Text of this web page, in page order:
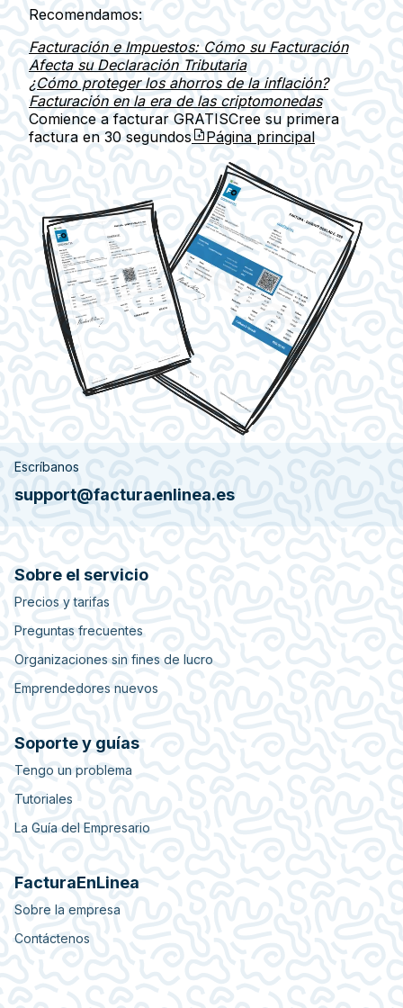
Recomendamos:
Facturación e Impuestos: Cómo su Facturación
Afecta su Declaración Tributaria
¿Cómo proteger los ahorros de la inflación?
Facturación en la era de las criptomonedas
Comience a facturar GRATISCree su primera
factura en 30 segundos Página principal
Escríbanos
support@facturaenlinea.es
Sobre el servicio
Precios y tarifas
Preguntas frecuentes
Organizaciones sin fines de lucro
Emprendedores nuevos
Soporte y guías
Tengo un problema
Tutoriales
La Guía del Empresario
FacturaEnLinea
Sobre la empresa
Contáctenos